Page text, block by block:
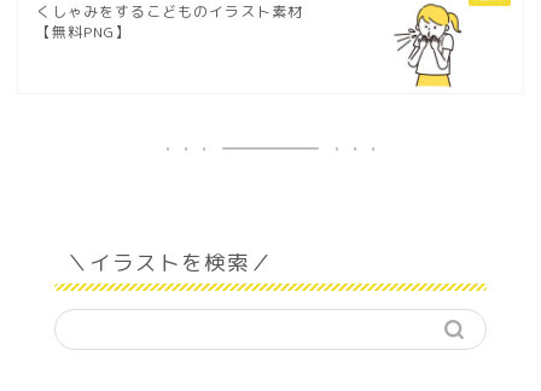
くしゃみをするこどものイラスト素材
【無料PNG】
＼イラストを検索／